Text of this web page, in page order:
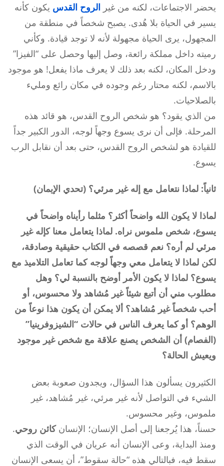
يحضر الاجتماعات، لكنه من غير الروح القدس يكون كأنه
يسير في الحياة بلا هُدى. يصبح شخصاً في منطقة من
المجهول، يرى الحياة مجهولة لأنه لا توجد قيادة. وكأني
رميته داخل مملكة رائعة، وصل إليها وحصل على “الفيزا”
ودخل المكان، لكنه بعد ذلك لا يعرف ماذا يفعل! هو موجود
بالاسم، لكنه محتار رغم وجوده في مكان رائع ومليء
بالصلاحيات.
من الذي يقود؟ هو شخص الروح القدس، هو قائد هذه
المرحلة. فإلى أن نرى يسوع وجهاً لوجه، الدور الكبير جداً
للقيادة هو لشخص الروح القدس، حتى بعد أن نقابل الرب
يسوع.
ثانياً: لماذا نتعامل مع إله غير مرئي؟ (تحدي الإيمان)
لماذا لا يكون الله واضحاً أكثر؟ مثلما رأيناه واضحاً في
يسوع، شخص ملموس نراه. لماذا يتعامل معنا كإله غير
مرئي لم أره؟ نعم قصصه في الكتاب حقيقية وصادقة،
لكن لماذا لا يتعامل معي وجهاً لوجه كما تعامل التلاميذ مع
يسوع؟ لماذا لا يكون الأمر أوضح بالنسبة لي؟ وهل
مطلوب مني أن أتبع شيئاً غير مُشاهد ولا محسوس، أو
أحب شخصاً غير مُشاهد؟ ألا يمكن أن يكون هذا نوعاً من
الوهم؟ أو كما يعرف الناس في حالات “الشيزوفرينيا”
(الفصام) أن الشخص يصنع علاقة مع شخص غير موجود
ويعيش الحالة؟
الكثيرون يسألون هذا السؤال، ويجدون صعوبة بعض
الشيء في التواصل لأنه غير مرئي، غير مُشاهد، غير
ملموس، وغير محسوس.
حسناً، هذا يُرجعنا إلى أصل الإنسان؛ الإنسانكائن روحي.
ومنذ البداية، وعى الإنسان أنه عريان في الوقت الذي
سقط فيه، فبالتالي هذه “حالة سقوط”، أن يسعى الإنسان